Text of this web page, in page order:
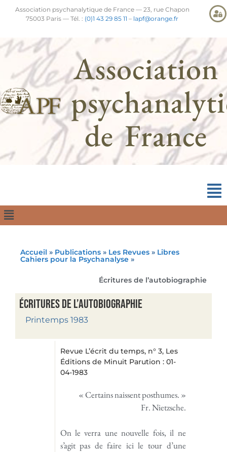
Association psychanalytique de France — 23, rue Chapon
75003 Paris — Tél. : (0)1 43 29 85 11 – lapf@orange.fr
Association
de France
Accueil » Publications » Les Revues » Libres
Cahiers pour la Psychanalyse »
Écritures de l’autobiographie
Écritures de l’autobiographie
Printemps 1983
Revue L’écrit du temps, n° 3, Les
Éditions de Minuit Parution : 01-
04-1983
« Certains naissent posthumes. »
Fr. Nietzsche.
On le verra une nouvelle fois, il ne
s’agit pas de faire ici le tour d’une